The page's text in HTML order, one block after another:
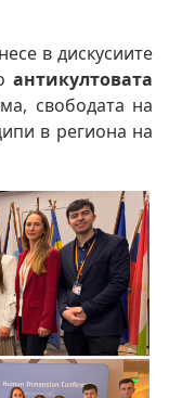
в дискусиите
антикултовата
свободата на
в региона на